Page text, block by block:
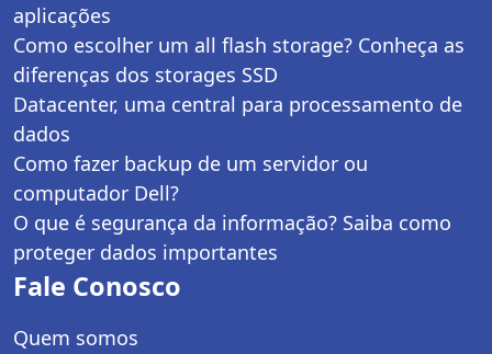
aplicações
Como escolher um all flash storage? Conheça as
diferenças dos storages SSD
Datacenter, uma central para processamento de
dados
Como fazer backup de um servidor ou
computador Dell?
O que é segurança da informação? Saiba como
proteger dados importantes
Fale Conosco
Quem somos